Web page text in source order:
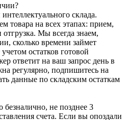
склада.
товара на всех этапах: прием,
Мы всегда знаем,
сколько времени займет
остатков готовой
ответит на ваш запрос день в
регулярно, подпишитесь на
данные по складским остаткам
безналично, не позднее 3
счета. Если вы опоздали